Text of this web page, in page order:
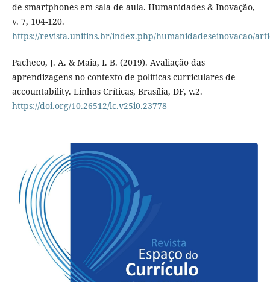
de smartphones em sala de aula. Humanidades & Inovação,
v. 7, 104-120.
https://revista.unitins.br/index.php/humanidadeseinovacao/
Pacheco, J. A. & Maia, I. B. (2019). Avaliação das
aprendizagens no contexto de políticas curriculares de
accountability. Linhas Críticas, Brasília, DF, v.2.
https://doi.org/10.26512/lc.v25i0.23778